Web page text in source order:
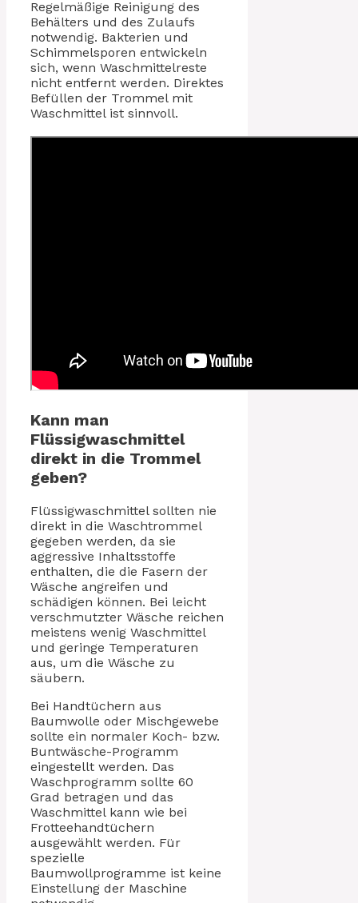
Regelmäßige Reinigung des
Behälters und des Zulaufs
notwendig. Bakterien und
Schimmelsporen entwickeln
sich, wenn Waschmittelreste
nicht entfernt werden. Direktes
Befüllen der Trommel mit
Waschmittel ist sinnvoll.
Kann man
Flüssigwaschmittel
direkt in die Trommel
geben?
Flüssigwaschmittel sollten nie
direkt in die Waschtrommel
gegeben werden, da sie
aggressive Inhaltsstoffe
enthalten, die die Fasern der
Wäsche angreifen und
schädigen können. Bei leicht
verschmutzter Wäsche reichen
meistens wenig Waschmittel
und geringe Temperaturen
aus, um die Wäsche zu
säubern.
Bei Handtüchern aus
Baumwolle oder Mischgewebe
sollte ein normaler Koch- bzw.
Buntwäsche-Programm
eingestellt werden. Das
Waschprogramm sollte 60
Grad betragen und das
Waschmittel kann wie bei
Frotteehandtüchern
ausgewählt werden. Für
spezielle
Baumwollprogramme ist keine
Einstellung der Maschine